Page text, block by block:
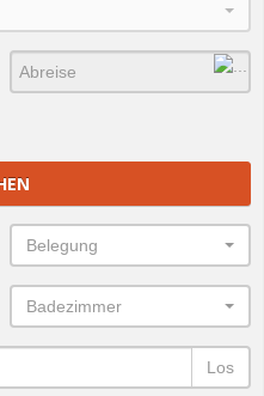
Belegung
Badezimmer
Los